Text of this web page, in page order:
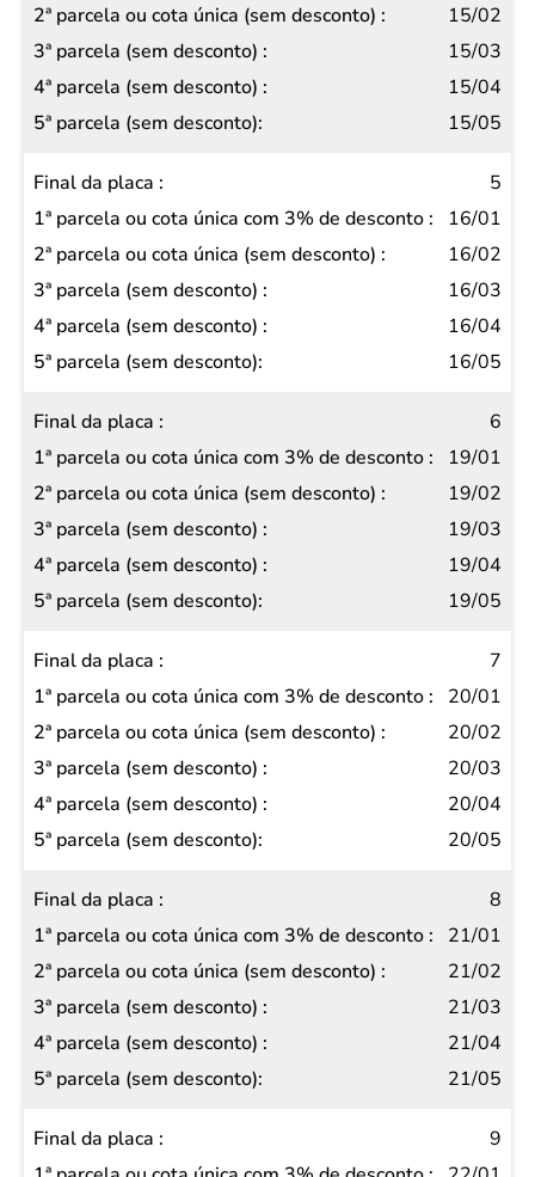
(sem
desconto)
5ª
parcela
desconto)
15/02
15/03
15/04
15/05
5
16/01
16/02
16/03
16/04
16/05
6
19/01
19/02
19/03
19/04
19/05
7
20/01
20/02
20/03
20/04
20/05
8
21/01
21/02
21/03
21/04
21/05
9